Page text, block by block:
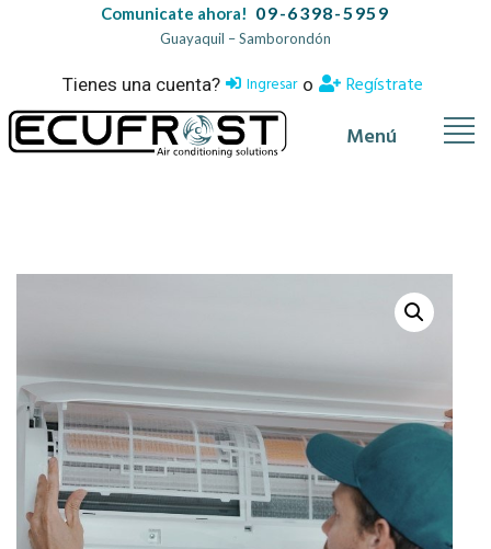
Comunicate ahora! 09-6398-5959
Guayaquil – Samborondón
Tienes una cuenta? Ingresar o Regístrate
Menú